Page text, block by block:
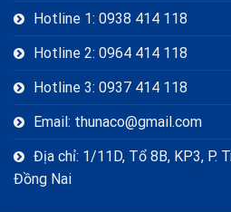
Hotline 1: 0938 414 118
Hotline 2: 0964 414 118
Hotline 3: 0937 414 118
Email: thunaco@gmail.com
Địa chỉ: 1/11D, Tổ 8B, KP3, P.
Đồng Nai